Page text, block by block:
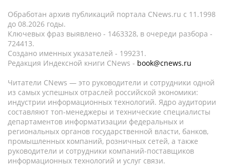
Обработан архив публикаций портала CNews.ru c 11.1998
до 08.2026 годы.
Ключевых фраз выявлено - 1463328, в очереди разбора -
724413.
Создано именных указателей - 199231.
Редакция Индексной книги CNews - book@cnews.ru
Читатели CNews — это руководители и сотрудники одной
из самых успешных отраслей российской экономики:
индустрии информационных технологий. Ядро аудитории
составляют топ-менеджеры и технические специалисты
департаментов информатизации федеральных и
региональных органов государственной власти, банков,
промышленных компаний, розничных сетей, а также
руководители и сотрудники компаний-поставщиков
информационных технологий и услуг связи.